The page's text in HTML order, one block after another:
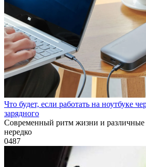
Что будет, если работать на ноутбуке
зарядного
Современный ритм жизни и различные
нередко
0487